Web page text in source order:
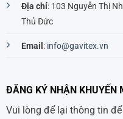
Địa chỉ: 103 Nguyễn Thị
Thủ Đức
Email : info@gavitex.vn
ĐĂNG KÝ NHẬN KHUYẾN
Vui lòng để lại thông tin